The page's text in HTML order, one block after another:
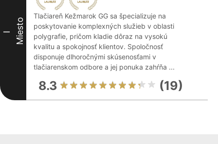
I Miesto
Tlačiareň Kežmarok GG sa špecializuje na
poskytovanie komplexných služieb v oblasti
polygrafie, pričom kladie dôraz na vysokú
kvalitu a spokojnosť klientov. Spoločnosť
disponuje dlhoročnými skúsenosťami v
tlačiarenskom odbore a jej ponuka zahŕňa ...
8.3 (19)